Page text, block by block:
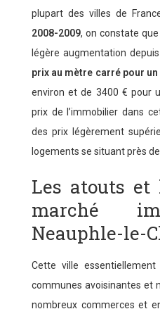
plupart des villes de
2008-2009, on constate que
légère augmentation
prix au mètre carré pour
environ et de 3400 € pour
prix de l’immobilier dans
des prix légèrement
logements se situant près
Les atouts et
marché
Neauphle-le-
Cette ville
communes avoisinantes et
nombreux commerces et